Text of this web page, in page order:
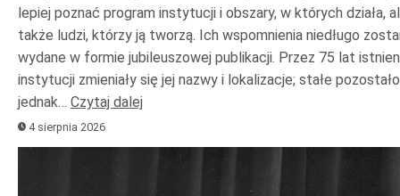
lepiej poznać program instytucji i obszary, w których działa,
także ludzi, którzy ją tworzą. Ich wspomnienia niedługo
wydane w formie jubileuszowej publikacji. Przez 75 lat
instytucji zmieniały się jej nazwy i lokalizacje; stałe pozostało
jednak… Czytaj dalej
4 sierpnia 2026